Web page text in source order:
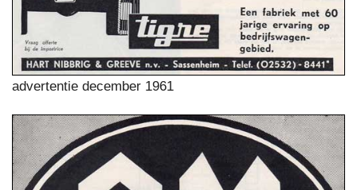
advertentie december 1961